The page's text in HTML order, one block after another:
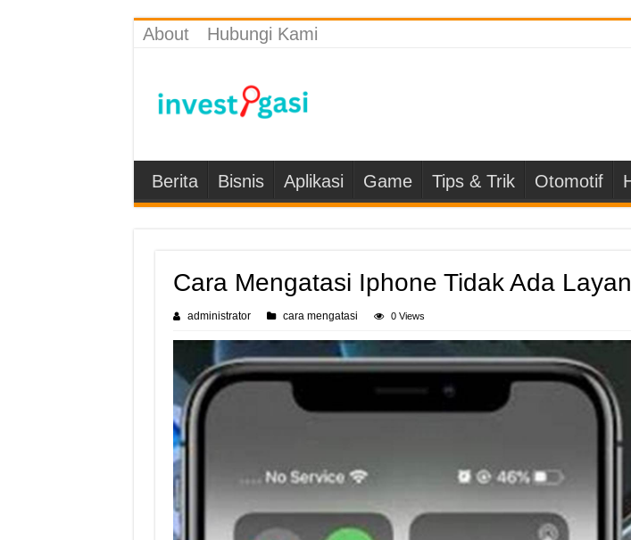
About Hubungi Kami
Berita Bisnis Aplikasi Game Tips & Trik Otomotif
Cara Mengatasi Iphone Tidak Ada
administrator cara mengatasi 0 Views